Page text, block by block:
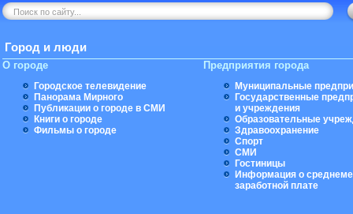
Город и люди
О городе
Городское телевидение
Панорама Мирного
Публикации о городе в СМИ
Книги о городе
Фильмы о городе
Предприятия города
Муниципальные
Государственные
и учреждения
Образовательные
Здравоохранение
Спорт
СМИ
Гостиницы
Информация о
заработной плате